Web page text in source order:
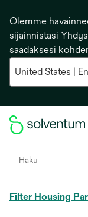
Olemme
sijainnistasi
saadaksesi
Filter Housing